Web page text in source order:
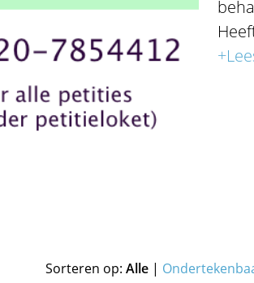
Sorteren op: Alle|